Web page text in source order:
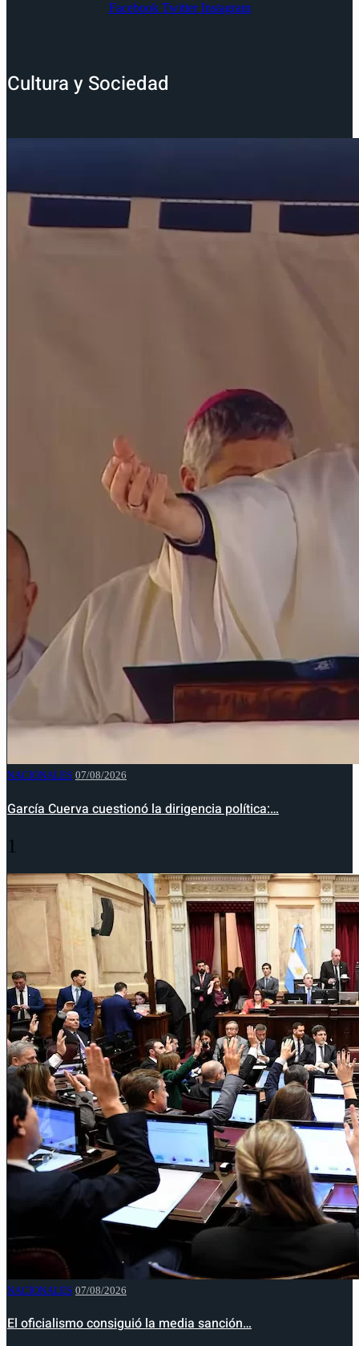
Facebook Twitter Instagram
Cultura y Sociedad
NACIONALES 07/08/2026
García Cuerva cuestionó la dirigencia política:…
1
NACIONALES 07/08/2026
El oficialismo consiguió la media sanción…